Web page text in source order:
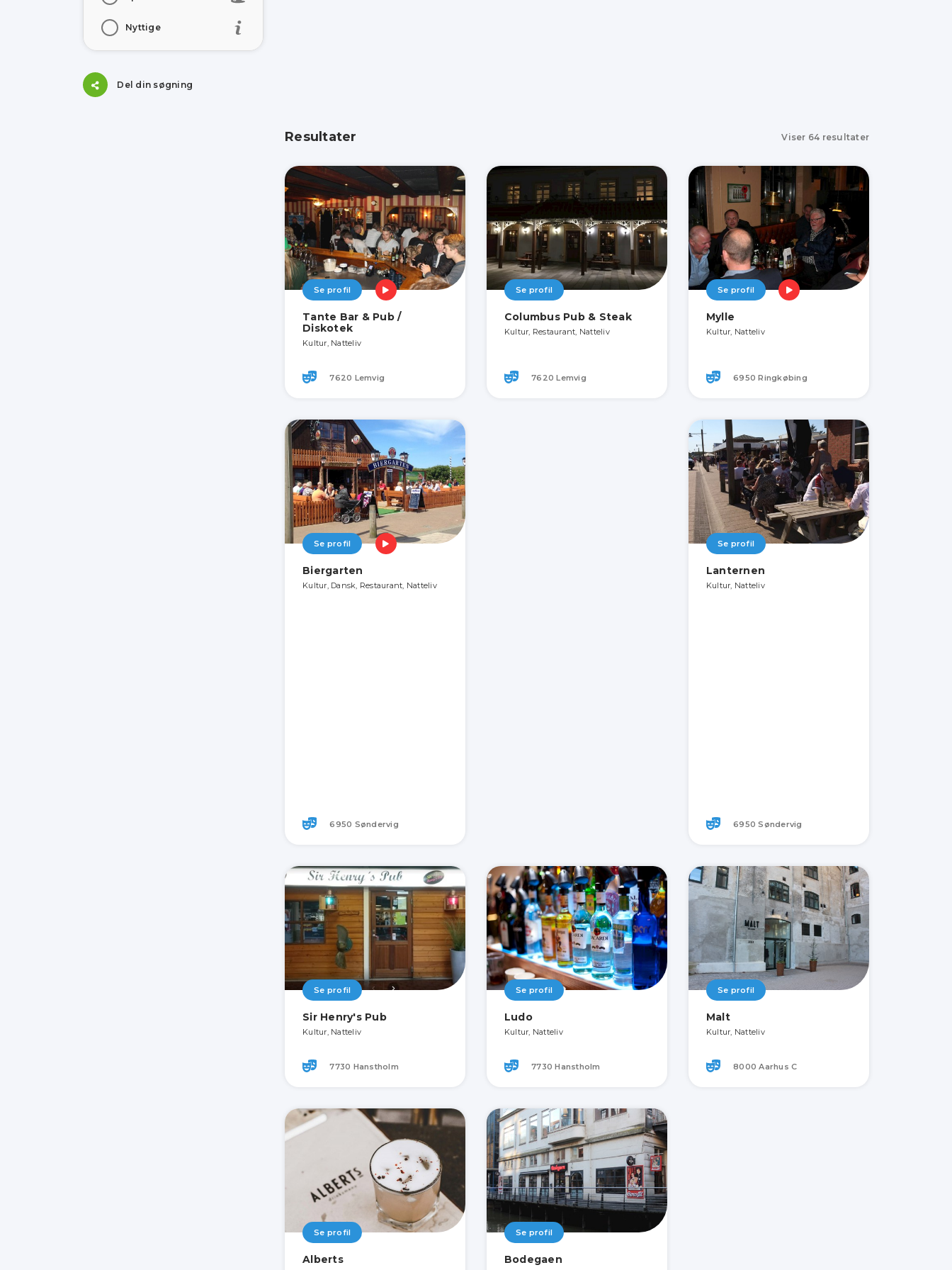
Nyttige
Del din søgning
Resultater Viser 64 resultater
Se profil
Tante Bar & Pub /
Diskotek
Kultur, Natteliv
7620 Lemvig
Se profil
Columbus Pub & Steak
Kultur, Restaurant, Natteliv
7620 Lemvig
Se profil
Mylle
Kultur, Natteliv
6950 Ringkøbing
Se profil
Biergarten
Kultur, Dansk, Restaurant, Natteliv
6950 Søndervig
Se profil
Lanternen
Kultur, Natteliv
6950 Søndervig
Se profil
Sir Henry's Pub
Kultur, Natteliv
7730 Hanstholm
Se profil
Ludo
Kultur, Natteliv
7730 Hanstholm
Se profil
Malt
Kultur, Natteliv
8000 Aarhus C
Se profil
Alberts
Se profil
Bodegaen